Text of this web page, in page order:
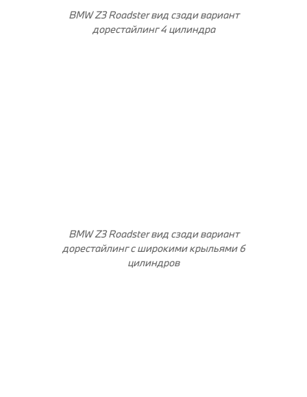
BMW Z3 Roadster вид сзади вариант
дорестайлинг 4 цилиндра
BMW Z3 Roadster вид сзади вариант
дорестайлинг с широкими крыльями 6
цилиндров